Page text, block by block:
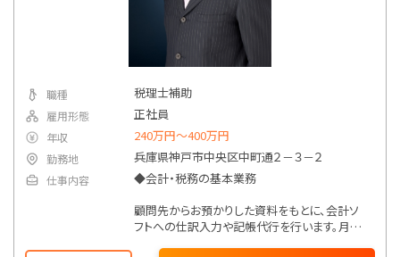
職種 税理士補助
雇用形態 正社員
年収 240万円〜400万円
勤務地 兵庫県神戸市中央区中町通２－３－２
仕事内容
◆会計・税務の基本業務
顧問先からお預かりした資料をもとに、会計ソ
フトへの仕訳入力や記帳代行を行います。月次